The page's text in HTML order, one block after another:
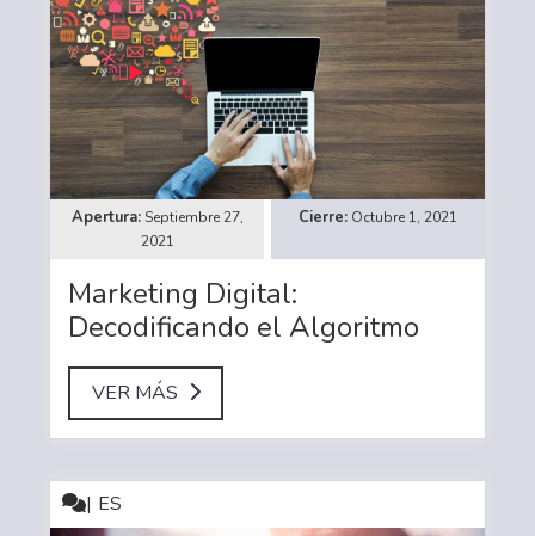
Septiembre 27,
2021
Octubre 1, 2021
Marketing Digital:
Decodificando el Algoritmo
VER MÁS
ES